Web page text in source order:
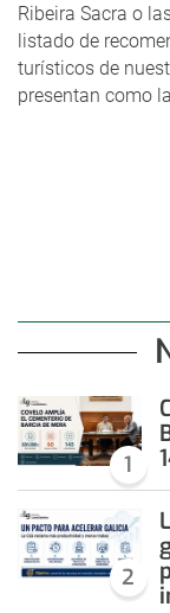
Ribeira Sacra o
listado de
turísticos de
presentan como
1
2